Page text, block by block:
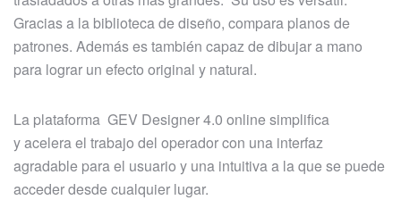
Gracias a la biblioteca de diseño, compara planos de
patrones. Además es también capaz de dibujar a mano
para lograr un efecto original y natural.
La plataforma GEV Designer 4.0 online simplifica
y acelera el trabajo del operador con una interfaz
agradable para el usuario y una intuitiva a la que se puede
acceder desde cualquier lugar.